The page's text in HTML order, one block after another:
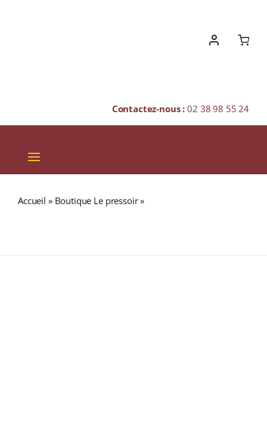
Contactez-nous :02 38 98 55 24
Toggle
Navigation
Accueil » Boutique Le pressoir»